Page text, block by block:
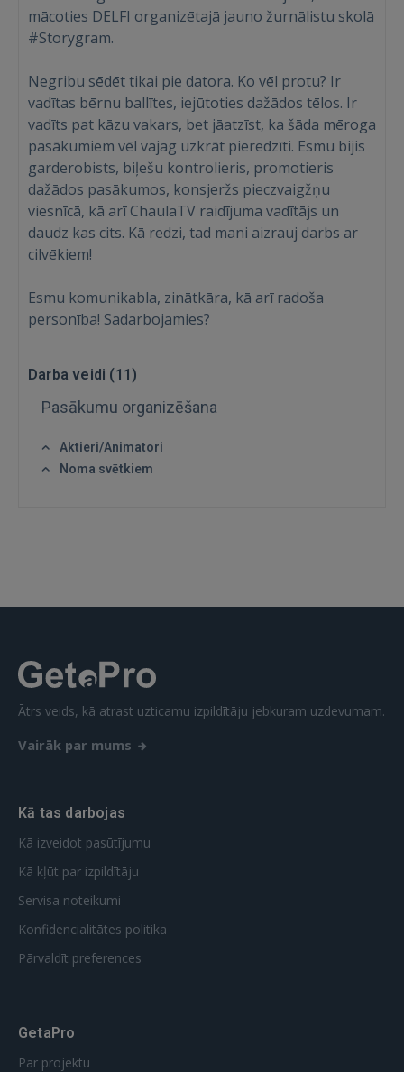
IENĀKT
Aizmirsāt paroli?
FACEBOOK
 Sign in with Apple
Vēl neesat reģistrējies?
mācoties DELFI organizētajā jauno žurnālistu skolā
#Storygram.
Negribu sēdēt tikai pie datora. Ko vēl protu? Ir
vadītas bērnu ballītes, iejūtoties dažādos tēlos. Ir
vadīts pat kāzu vakars, bet jāatzīst, ka šāda mēroga
pasākumiem vēl vajag uzkrāt pieredzīti. Esmu bijis
garderobists, biļešu kontrolieris, promotieris
dažādos pasākumos, konsjeržs pieczvaigžņu
viesnīcā, kā arī ChaulaTV raidījuma vadītājs un
daudz kas cits. Kā redzi, tad mani aizrauj darbs ar
cilvēkiem!
Esmu komunikabla, zinātkāra, kā arī radoša
personība! Sadarbojamies?
Darba veidi (11)
Pasākumu organizēšana
Aktieri/Animatori
Noma svētkiem
Ātrs veids, kā atrast uzticamu izpildītāju jebkuram uzdevumam.
Vairāk par mums
Kā tas darbojas
Kā izveidot pasūtījumu
Kā kļūt par izpildītāju
Servisa noteikumi
Konfidencialitātes politika
Pārvaldīt preferences
GetaPro
Par projektu